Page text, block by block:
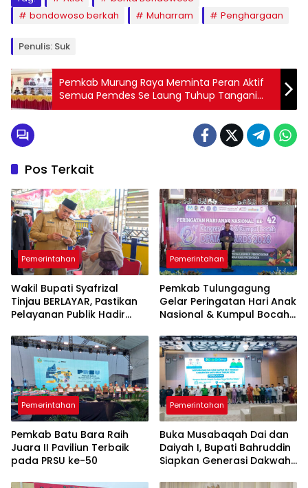
bondowoso berkah
Muharram Penghargaan
Penulis: Suk
Pemkab Murung Raya Meminta Peran Aktif
Semua Pemdes Se Laung Tuhup Tangani
Konflik Sosial
Pos Terkait
Pemerintahan
Wakil Bupati Syafrizal
Tinjau BERLAYAR, Pastikan
Pelayanan Publik Hadir
Pemerintahan
Pemkab Tulungagung
Gelar Peringatan Hari Anak
Nasional & Kumpul Bocah
Pemerintahan
Pemkab Batu Bara Raih
Juara II Paviliun Terbaik
pada PRSU ke-50
Pemerintahan
Buka Musabaqah Dai dan
Daiyah I, Bupati Bahruddin
Siapkan Generasi Dakwah